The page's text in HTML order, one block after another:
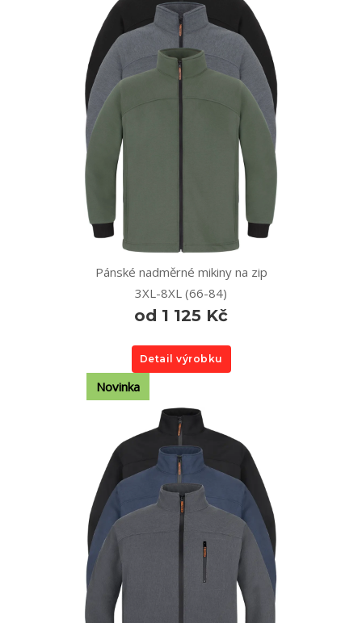
Pánské nadměrné mikiny na zip
3XL-8XL (66-84)
od 1 125 Kč
Detail výrobku
Novinka